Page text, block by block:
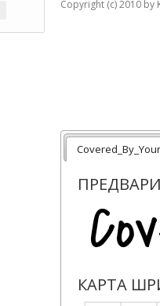
Copyright (c) 2010 by
КАРТА